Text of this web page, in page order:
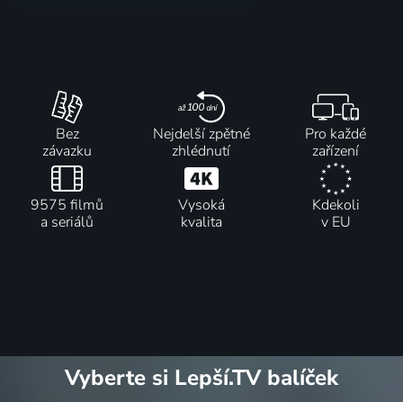
Bez
závazku
Nejdelší zpětné
zhlédnutí
Pro každé
zařízení
9575 filmů
a seriálů
Vysoká
kvalita
Kdekoli
v EU
Vyberte si Lepší.TV balíček